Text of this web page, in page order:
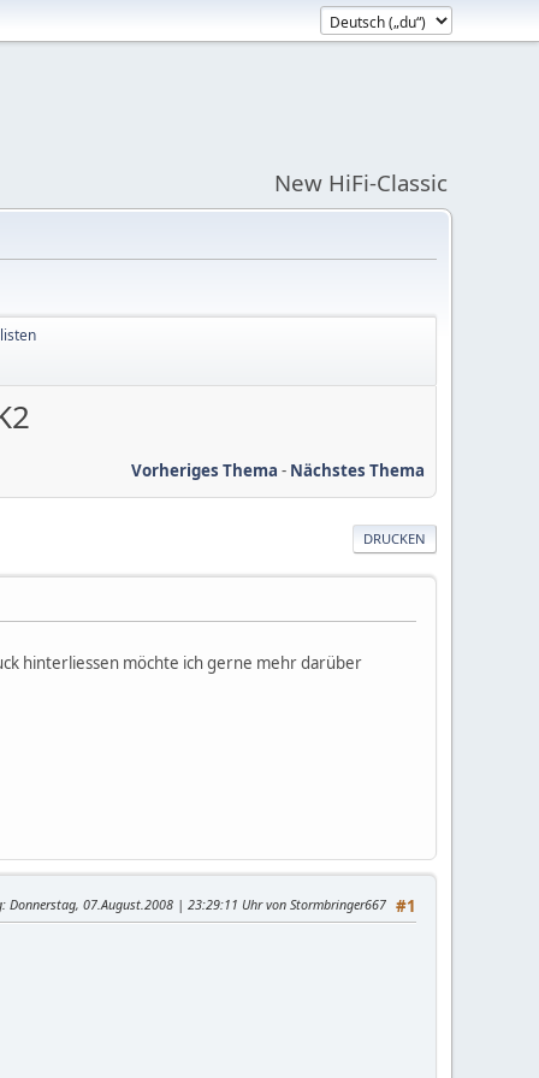
New HiFi-Classic
Vorheriges Thema - Nächstes Thema
DRUCKEN
hinterliessen möchte ich gerne mehr darüber
#1
: Donnerstag, 07.August.2008 | 23:29:11 Uhr von Stormbringer667